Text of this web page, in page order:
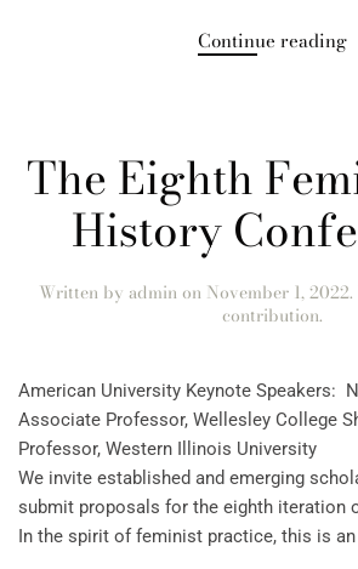
Continue reading
The Eighth
History
Written by admin on November 1, 2022.
contribution.
American University Keynote Speakers:
Associate Professor, Wellesley College
Professor, Western Illinois University
We invite established and emerging
submit proposals for the eighth iteration
In the spirit of feminist practice, this is